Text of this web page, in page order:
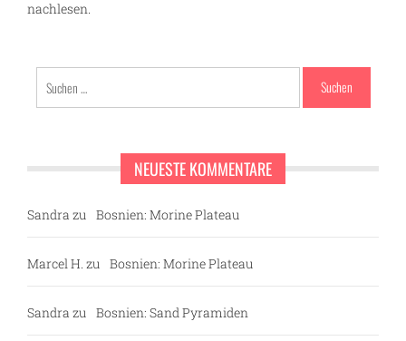
nachlesen.
nach:
NEUESTE KOMMENTARE
Sandra zu Bosnien: Morine Plateau
Marcel H. zu Bosnien: Morine Plateau
Sandra zu Bosnien: Sand Pyramiden